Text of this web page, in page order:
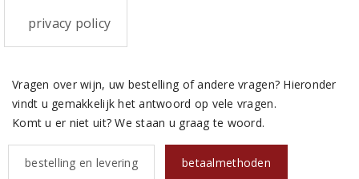
privacy policy
Vragen over wijn, uw bestelling of andere vragen? Hieronder
vindt u gemakkelijk het antwoord op vele vragen.
Komt u er niet uit? We staan u graag te woord.
bestelling en levering betaalmethoden